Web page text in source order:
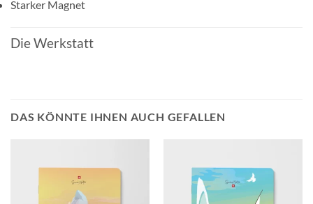
Starker Magnet
Die Werkstatt
DAS KÖNNTE IHNEN AUCH GEFALLEN